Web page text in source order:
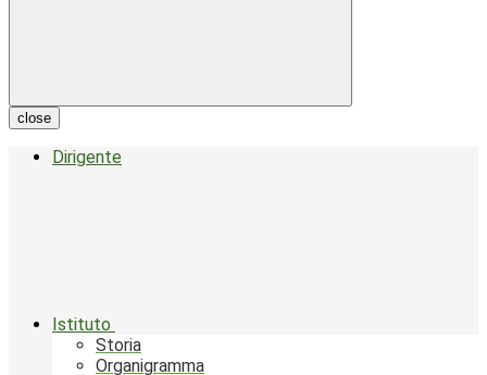
close
Dirigente
Istituto
Storia
Organigramma